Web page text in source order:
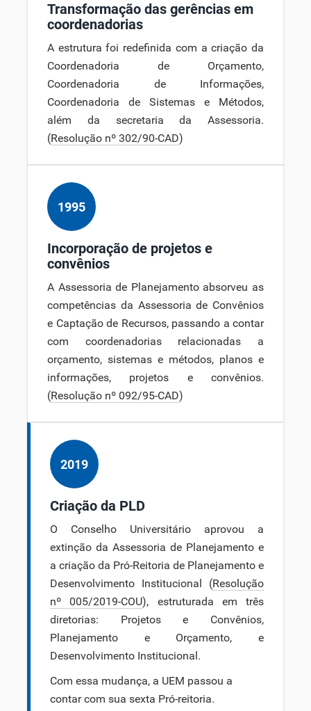
Transformação das gerências em
coordenadorias
A estrutura foi redefinida com a criação da
Coordenadoria de Orçamento,
Coordenadoria de Informações,
Coordenadoria de Sistemas e Métodos,
além da secretaria da Assessoria.
(Resolução nº 302/90-CAD)
1995
Incorporação de projetos e
convênios
A Assessoria de Planejamento absorveu as
competências da Assessoria de Convênios
e Captação de Recursos, passando a contar
com coordenadorias relacionadas a
orçamento, sistemas e métodos, planos e
informações, projetos e convênios.
(Resolução nº 092/95-CAD)
2019
Criação da PLD
O Conselho Universitário aprovou a
extinção da Assessoria de Planejamento e
a criação da Pró-Reitoria de Planejamento e
Desenvolvimento Institucional (Resolução
nº 005/2019-COU), estruturada em três
diretorias: Projetos e Convênios,
Planejamento e Orçamento, e
Desenvolvimento Institucional.
Com essa mudança, a UEM passou a
contar com sua sexta Pró-reitoria.